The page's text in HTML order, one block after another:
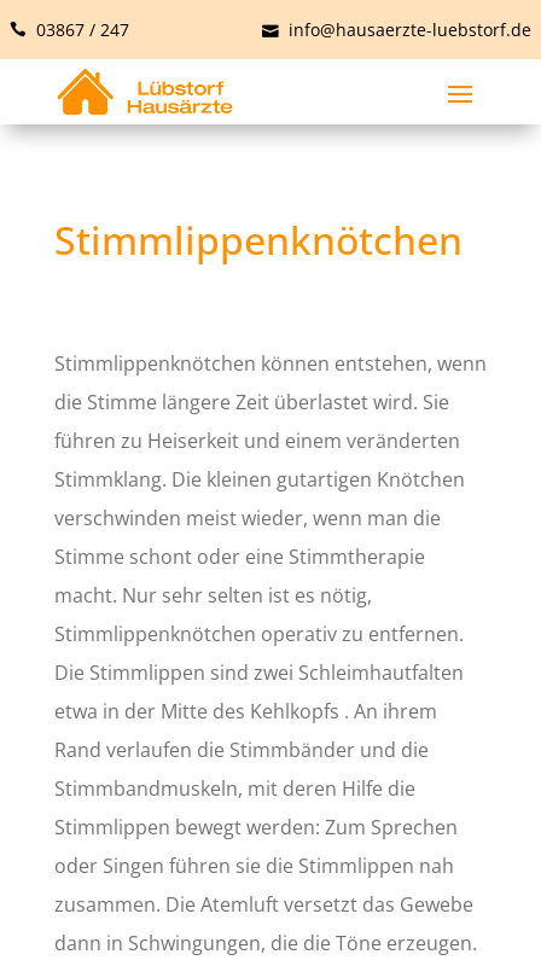
03867 / 247 info@hausaerzte-luebstorf.de
Stimmlippenknötchen
Stimmlippenknötchen können entstehen, wenn
die Stimme längere Zeit überlastet wird. Sie
führen zu Heiserkeit und einem veränderten
Stimmklang. Die kleinen gutartigen Knötchen
verschwinden meist wieder, wenn man die
Stimme schont oder eine Stimmtherapie
macht. Nur sehr selten ist es nötig,
Stimmlippenknötchen operativ zu entfernen.
Die Stimmlippen sind zwei Schleimhautfalten
etwa in der Mitte des Kehlkopfs . An ihrem
Rand verlaufen die Stimmbänder und die
Stimmbandmuskeln, mit deren Hilfe die
Stimmlippen bewegt werden: Zum Sprechen
oder Singen führen sie die Stimmlippen nah
zusammen. Die Atemluft versetzt das Gewebe
dann in Schwingungen, die die Töne erzeugen.